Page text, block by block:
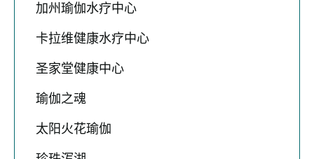
加州瑜伽水疗中心
卡拉维健康水疗中心
圣家堂健康中心
瑜伽之魂
太阳火花瑜伽